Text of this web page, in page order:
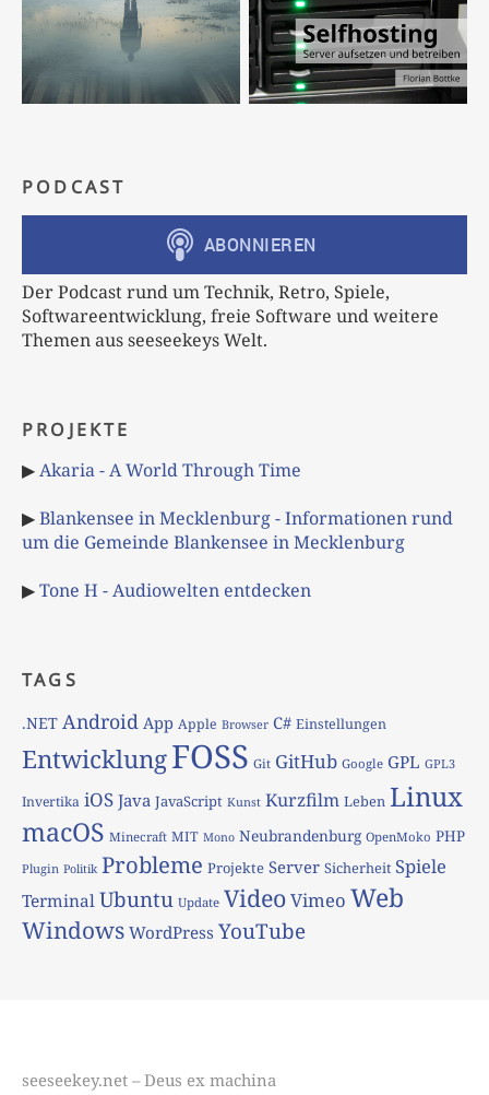
PODCAST
Der Podcast rund um Technik, Retro, Spiele,
Softwareentwicklung, freie Software und weitere
Themen aus seeseekeys Welt.
PROJEKTE
▶Akaria - A World Through Time
▶Blankensee in Mecklenburg - Informationen rund
um die Gemeinde Blankensee in Mecklenburg
▶Tone H - Audiowelten entdecken
TAGS
.NET Android App Apple Browser C# Einstellungen
EntwicklungFOSS Git GitHub Google GPL GPL3
Invertika iOS Java JavaScript Kunst Kurzfilm Leben Linux
macOS Minecraft MIT Mono Neubrandenburg OpenMoko PHP
Plugin Politik Probleme Projekte Server Sicherheit Spiele
TerminalUbuntu Update VideoVimeo Web
Windows WordPress YouTube
seeseekey.net – Deus ex machina